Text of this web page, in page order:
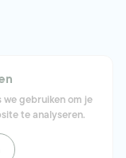
we gebruiken om je
te analyseren.